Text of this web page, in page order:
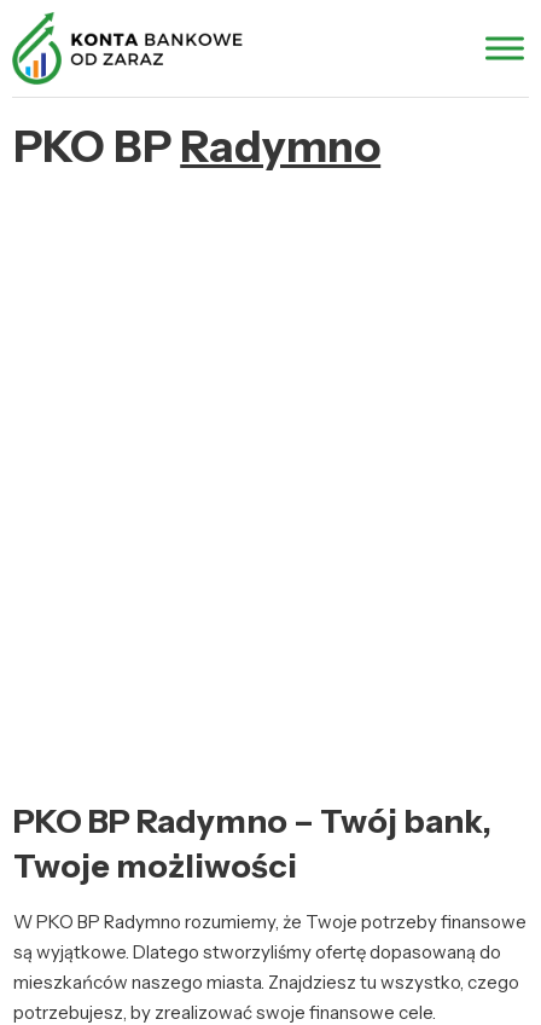
PKO BP Radymno
PKO BP Radymno – Twój bank,
Twoje możliwości
W PKO BP Radymno rozumiemy, że Twoje potrzeby finansowe
są wyjątkowe. Dlatego stworzyliśmy ofertę dopasowaną do
mieszkańców naszego miasta. Znajdziesz tu wszystko, czego
potrzebujesz, by zrealizować swoje finansowe cele.